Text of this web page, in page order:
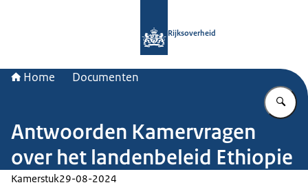
Rijksoverheid
Home Documenten
Antwoorden Kamervragen
over het landenbeleid Ethiopie
Kamerstuk29-08-2024